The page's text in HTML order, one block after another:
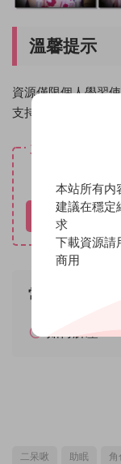
溫馨提示
資源僅限個人學習
支持原創作者！
資源下載
常見問題
二呆啾 助眠 角
本站所有内
建議在穩定
求
下載資源請
商用